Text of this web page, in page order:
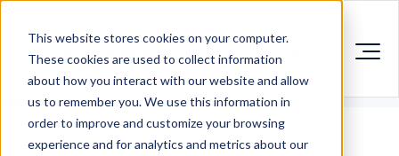
This website stores cookies on your computer.
These cookies are used to collect information
about how you interact with our website and allow
us to remember you. We use this information in
order to improve and customize your browsing
experience and for analytics and metrics about our